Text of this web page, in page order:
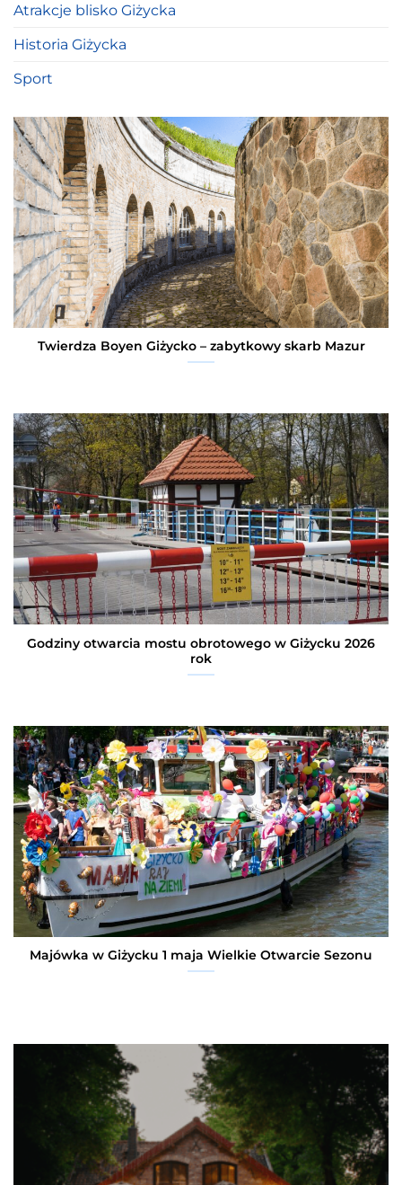
Atrakcje blisko Giżycka
Historia Giżycka
Sport
Twierdza Boyen Giżycko – zabytkowy skarb Mazur
Godziny otwarcia mostu obrotowego w Giżycku 2026
rok
Majówka w Giżycku 1 maja Wielkie Otwarcie Sezonu